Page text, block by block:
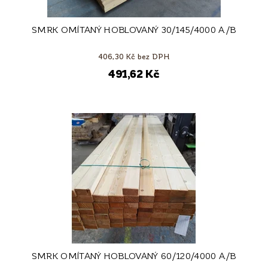
SMRK OMÍTANÝ HOBLOVANÝ 30/145/4000 A/B
406,30 Kč bez DPH
491,62 Kč
SMRK OMÍTANÝ HOBLOVANÝ 60/120/4000 A/B